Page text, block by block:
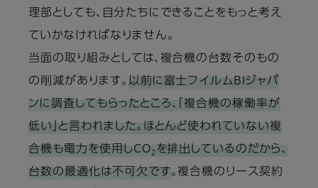
理部としても、自分たちにできることをもっと考え
ていかなければなりません。
当面の取り組みとしては、複合機の台数そのもの
の削減があります。 以前に富士フイルムBIジャパ
ンに調査してもらったところ、「複合機の稼働率が
低い」と言われました。ほとんど使われていない複
合機も電力を使用しCO 2 を排出しているのだから、
台数の最適化は不可欠です 。複合機のリース契約